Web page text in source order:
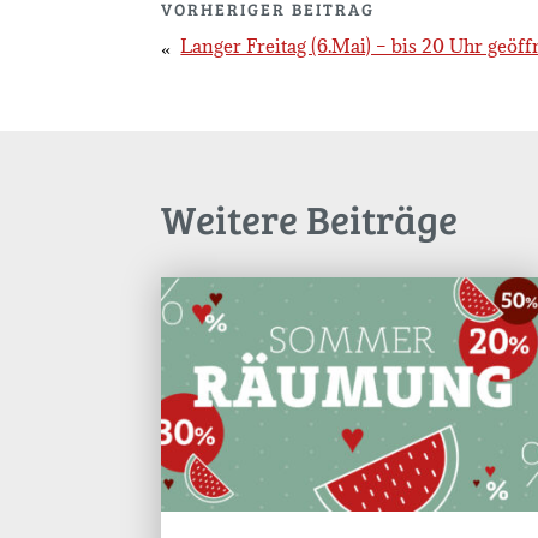
VORHERIGER BEITRAG
Langer Freitag (6.Mai) – bis 20 Uhr
Weitere Beiträge